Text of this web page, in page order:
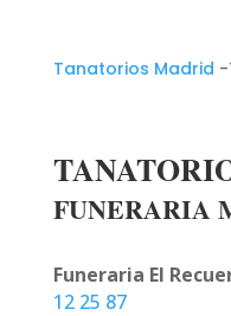
Tanatorios Madrid -
FUNERARIA
Funeraria El
12 25 87